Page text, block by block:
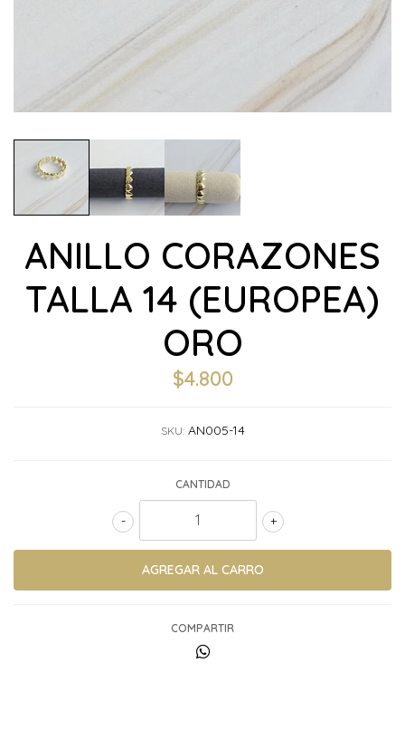
ANILLO CORAZONES
TALLA 14 (EUROPEA)
ORO
$4.800
SKU: AN005-14
CANTIDAD
+
-
COMPARTIR